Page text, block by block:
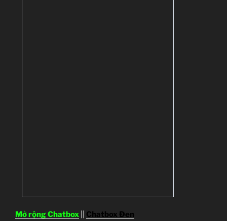
Mở rộng Chatbox Chatbox Đen